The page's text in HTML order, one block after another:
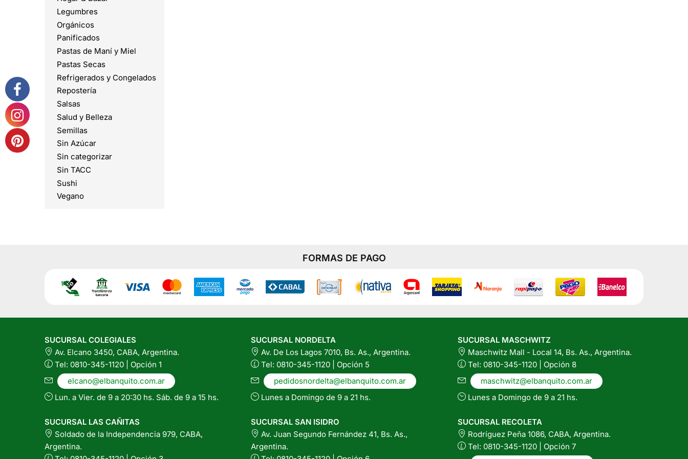
Legumbres
Orgánicos
Panificados
Pastas de Maní y Miel
Pastas Secas
Refrigerados y Congelados
Repostería
Salsas
Salud y Belleza
Semillas
Sin Azúcar
Sin categorizar
Sin TACC
Sushi
Vegano
FORMAS DE PAGO
SUCURSAL COLEGIALES
Av. Elcano 3450, CABA, Argentina.
Tel: 0810-345-1120 | Opción 1
elcano@elbanquito.com.ar
Lun. a Vier. de 9 a 20:30 hs. Sáb. de 9 a 15 hs.
SUCURSAL LAS CAÑITAS
Soldado de la Independencia 979, CABA,
Argentina.
SUCURSAL NORDELTA
Av. De Los Lagos 7010, Bs. As., Argentina.
Tel: 0810-345-1120 | Opción 5
pedidosnordelta@elbanquito.com.ar
Lunes a Domingo de 9 a 21 hs.
SUCURSAL SAN ISIDRO
Av. Juan Segundo Fernández 41, Bs. As.,
Argentina.
SUCURSAL MASCHWITZ
Maschwitz Mall - Local 14, Bs. As., Argentina.
Tel: 0810-345-1120 | Opción 8
maschwitz@elbanquito.com.ar
Lunes a Domingo de 9 a 21 hs.
SUCURSAL RECOLETA
Rodríguez Peña 1086, CABA, Argentina.
Tel: 0810-345-1120 | Opción 7